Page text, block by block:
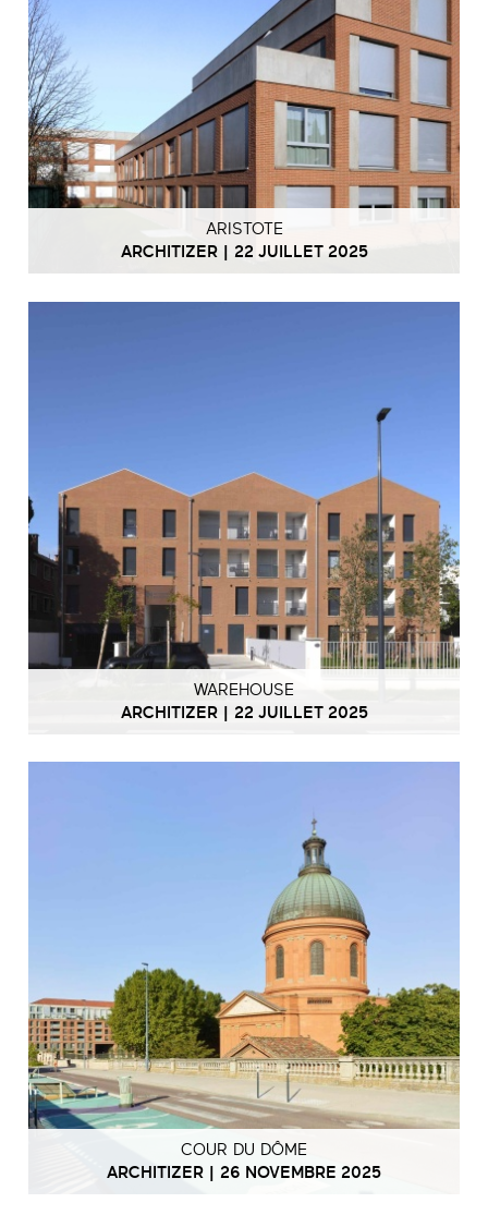
ARISTOTE
ARCHITIZER | 22 JUILLET 2025
WAREHOUSE
ARCHITIZER | 22 JUILLET 2025
COUR DU DÔME
ARCHITIZER | 26 NOVEMBRE 2025